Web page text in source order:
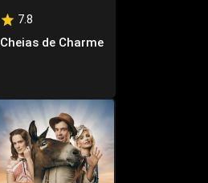
7.8
Cheias de Charme